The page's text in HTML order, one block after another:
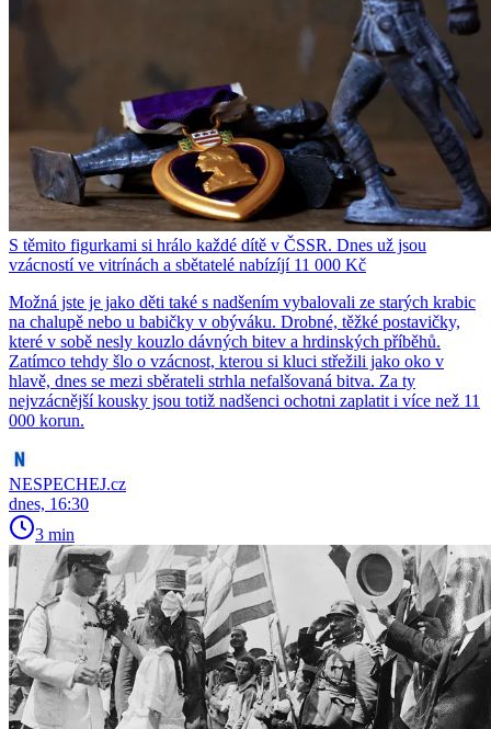
S těmito figurkami si hrálo každé dítě v ČSSR. Dnes už jsou
vzácností ve vitrínách a sbětatelé nabízíjí 11 000 Kč
Možná jste je jako děti také s nadšením vybalovali ze starých krabic
na chalupě nebo u babičky v obýváku. Drobné, těžké postavičky,
které v sobě nesly kouzlo dávných bitev a hrdinských příběhů.
Zatímco tehdy šlo o vzácnost, kterou si kluci střežili jako oko v
hlavě, dnes se mezi sběrateli strhla nefalšovaná bitva. Za ty
nejvzácnější kousky jsou totiž nadšenci ochotni zaplatit i více než 11
000 korun.
NESPECHEJ.cz
dnes, 16:30
3 min